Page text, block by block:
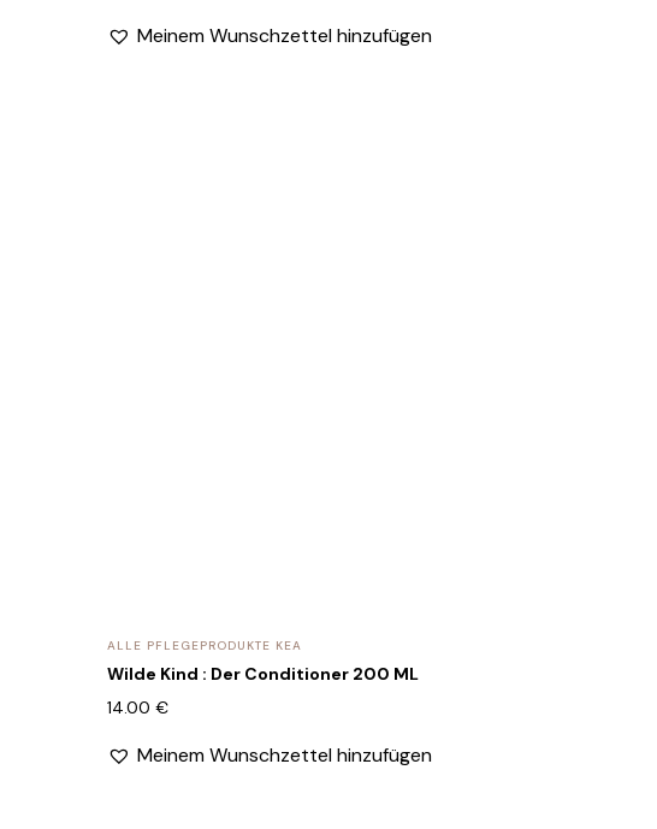
Meinem Wunschzettel hinzufügen
ALLE PFLEGEPRODUKTE KEA
Wilde Kind : Der Conditioner 200 ML
14.00 €
Meinem Wunschzettel hinzufügen